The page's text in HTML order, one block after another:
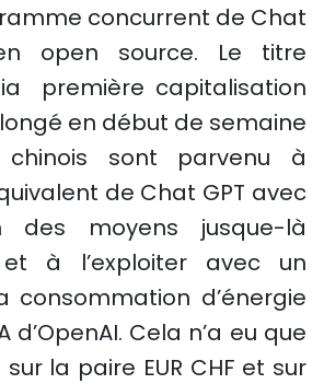
concurrent de Chat
open source. Le titre
première capitalisation
en début de semaine
chinois sont parvenu à
de Chat GPT avec
des moyens jusque-là
et à l’exploiter avec un
consommation d’énergie
d’OpenAI. Cela n’a eu que
la paire EUR CHF et sur